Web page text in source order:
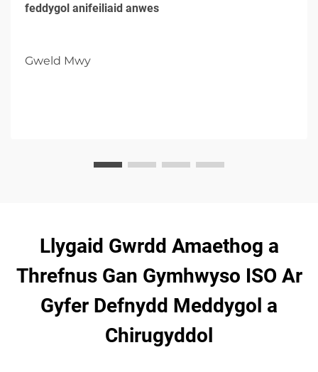
feddygol anifeiliaid anwes
Gweld Mwy
Llygaid Gwrdd Amaethog a
Threfnus Gan Gymhwyso ISO Ar
Gyfer Defnydd Meddygol a
Chirugyddol